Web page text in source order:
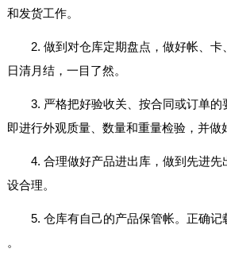
和发货工作。
2. 做到对仓库定期盘点，做好帐、卡
日清月结，一目了然。
3. 严格把好验收关、按合同或订单的
即进行外观质量、数量和重量检验，并做
4. 合理做好产品进出库，做到先进
设合理。
5. 仓库有自己的产品保管帐。正确
。